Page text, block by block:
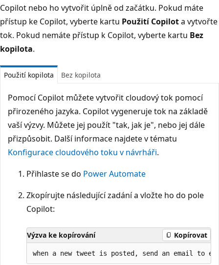
Copilot nebo ho vytvořit úplně od začátku. Pokud máte
přístup ke Copilot, vyberte kartu Použití Copilota vytvořte
tok. Pokud nemáte přístup k Copilot, vyberte kartu Bez
kopilota.
Použití kopilota Bez kopilota
Pomocí Copilot můžete vytvořit cloudový tok pomocí
přirozeného jazyka. Copilot vygeneruje tok na základě
vaší výzvy. Můžete jej použít "tak, jak je", nebo jej dále
přizpůsobit. Další informace najdete v tématu
Konfigurace cloudového toku v návrháři.
Přihlaste se do Power Automate
Zkopírujte následující zadání a vložte ho do pole
Copilot:
Výzva ke kopírování Kopírovat